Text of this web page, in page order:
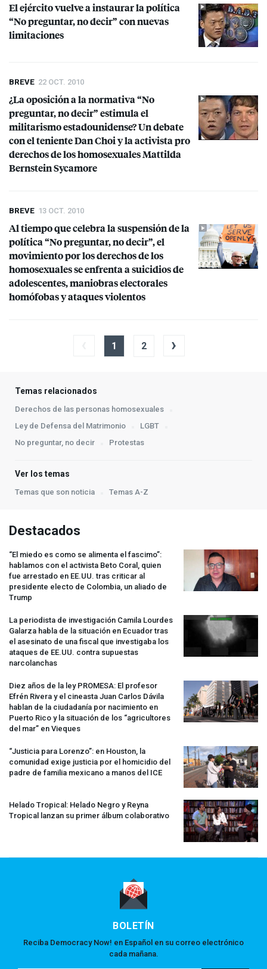
El ejército vuelve a instaurar la política
“No preguntar, no decir” con nuevas
limitaciones
BREVE 22 OCT. 2010
¿La oposición a la normativa “No
preguntar, no decir” estimula el
militarismo estadounidense? Un debate
con el teniente Dan Choi y la activista pro
derechos de los homosexuales Mattilda
Bernstein Sycamore
BREVE 13 OCT. 2010
Al tiempo que celebra la suspensión de la
política “No preguntar, no decir”, el
movimiento por los derechos de los
homosexuales se enfrenta a suicidios de
adolescentes, maniobras electorales
homófobas y ataques violentos
1 2 ›
Temas relacionados
Derechos de las personas homosexuales
Ley de Defensa del Matrimonio
LGBT
No preguntar, no decir
Protestas
Ver los temas
Temas que son noticia Temas A-Z
Destacados
“El miedo es como se alimenta el fascimo”:
hablamos con el activista Beto Coral, quien
fue arrestado en EE.UU. tras criticar al
presidente electo de Colombia, un aliado de
Trump
La periodista de investigación Camila Lourdes
Galarza habla de la situación en Ecuador tras
el asesinato de una fiscal que investigaba los
ataques de EE.UU. contra supuestas
narcolanchas
Diez años de la ley PROMESA: El profesor
Efrén Rivera y el cineasta Juan Carlos Dávila
hablan de la ciudadanía por nacimiento en
Puerto Rico y la situación de los “agricultores
del mar” en Vieques
“Justicia para Lorenzo”: en Houston, la
comunidad exige justicia por el homicidio del
padre de familia mexicano a manos del ICE
Helado Tropical: Helado Negro y Reyna
Tropical lanzan su primer álbum colaborativo
BOLETÍN
Reciba Democracy Now! en Español en su correo electrónico
cada mañana.